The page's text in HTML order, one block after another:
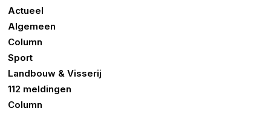
Actueel
Algemeen
Column
Sport
Landbouw & Visserij
112 meldingen
Column